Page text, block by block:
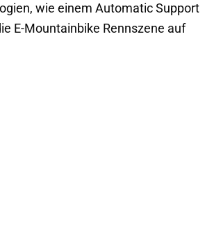
wie einem Automatic Support
E-Mountainbike Rennszene auf